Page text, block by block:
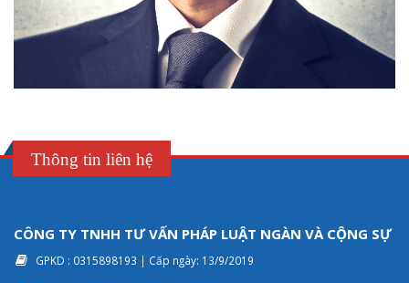
Thông tin liên hệ
CÔNG TY TNHH TƯ VẤN PHÁP LUẬT NGÀN VÀ CỘNG SỰ
GPKD : 0315898193 | Cấp ngày: 13/9/2019